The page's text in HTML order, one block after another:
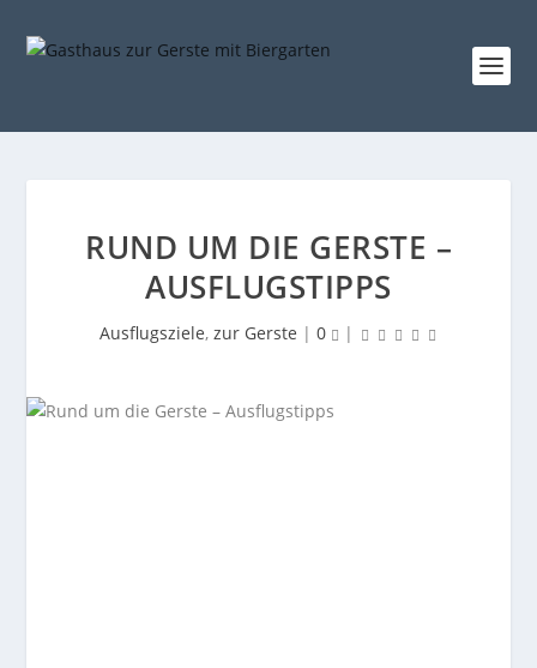
RUND UM DIE GERSTE –
AUSFLUGSTIPPS
Ausflugsziele, zur Gerste | 0 |